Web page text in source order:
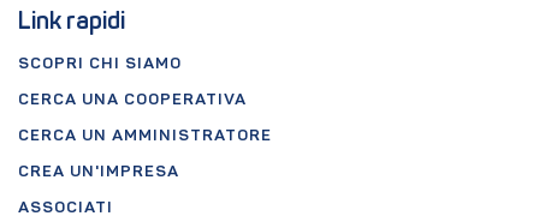
Link rapidi
SCOPRI CHI SIAMO
CERCA UNA COOPERATIVA
CERCA UN AMMINISTRATORE
CREA UN'IMPRESA
ASSOCIATI